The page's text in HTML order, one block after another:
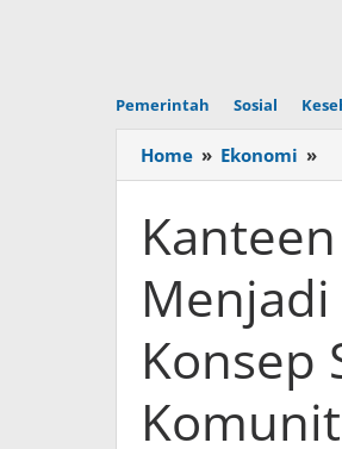
Pemerintah Sosial
Home » Ekonomi »
&
Konsep